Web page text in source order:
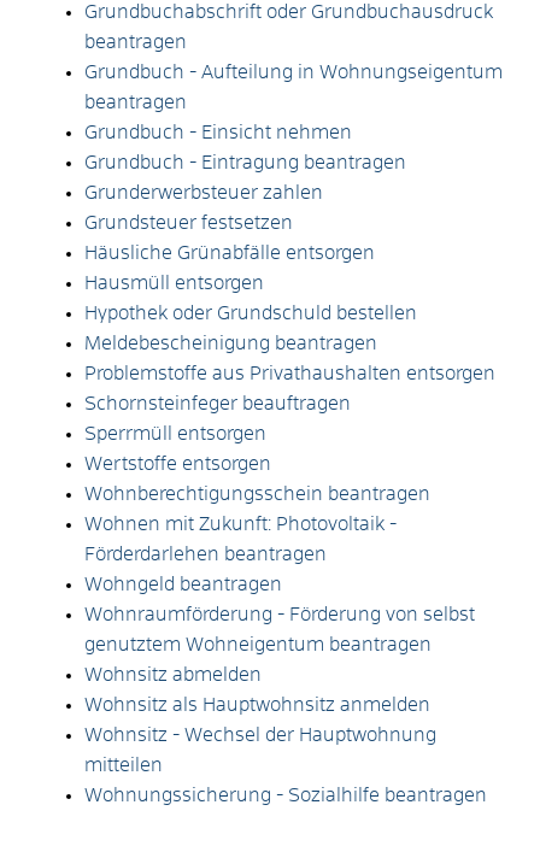
Grundbuchabschrift oder Grundbuchausdruck
beantragen
Grundbuch - Aufteilung in Wohnungseigentum
beantragen
Grundbuch - Einsicht nehmen
Grundbuch - Eintragung beantragen
Grunderwerbsteuer zahlen
Grundsteuer festsetzen
Häusliche Grünabfälle entsorgen
Hausmüll entsorgen
Hypothek oder Grundschuld bestellen
Meldebescheinigung beantragen
Problemstoffe aus Privathaushalten entsorgen
Schornsteinfeger beauftragen
Sperrmüll entsorgen
Wertstoffe entsorgen
Wohnberechtigungsschein beantragen
Wohnen mit Zukunft: Photovoltaik -
Förderdarlehen beantragen
Wohngeld beantragen
Wohnraumförderung - Förderung von selbst
genutztem Wohneigentum beantragen
Wohnsitz abmelden
Wohnsitz als Hauptwohnsitz anmelden
Wohnsitz - Wechsel der Hauptwohnung
mitteilen
Wohnungssicherung - Sozialhilfe beantragen